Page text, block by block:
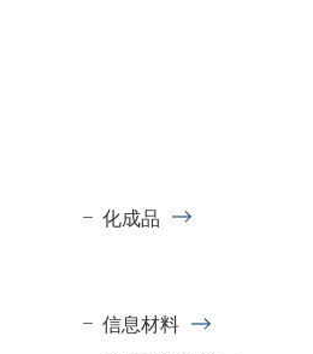
化成品
信息材料